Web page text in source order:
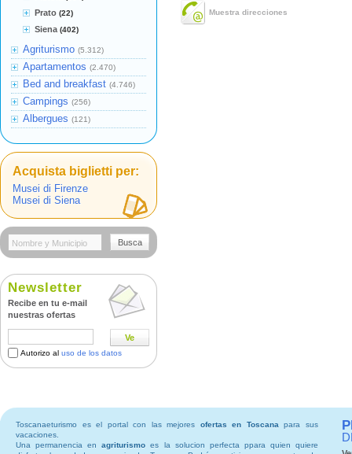
Muestra direcciones
Prato (22)
Siena (402)
Agriturismo (5.312)
Apartamentos (2.470)
Bed and breakfast (4.746)
Campings (256)
Albergues (121)
Acquista biglietti per:
Musei di Firenze
Musei di Siena
Busca
Newsletter
Recibe en tu e-mail
nuestras ofertas
Ve
Autorizo al uso de los datos
Toscanaeturismo es el portal con las mejores ofertas en Toscana para sus
vacaciones.
Una permanencia enagriturismo es la solucion perfecta ppara quien quiere